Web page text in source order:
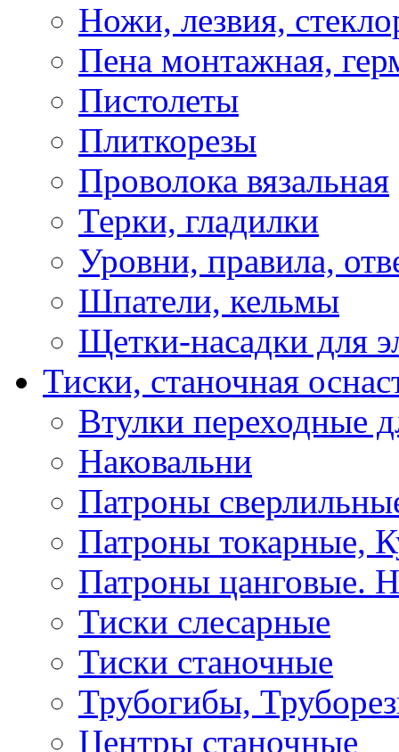
Ножи, лезвия,
Пена монтажная,
Пистолеты
Плиткорезы
Проволока вязальная
Терки, гладилки
Уровни, правила,
Шпатели, кельмы
Щетки-насадки для
Тиски, станочная
Втулки переходные
Наковальни
Патроны
Патроны токарные,
Патроны цанговые.
Тиски слесарные
Тиски станочные
Трубогибы,
Центры станочные